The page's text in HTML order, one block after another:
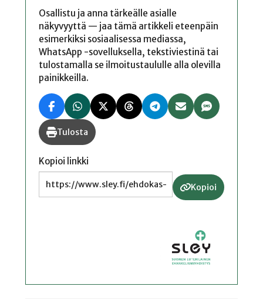
Osallistu ja anna tärkeälle asialle
näkyvyyttä — jaa tämä artikkeli eteenpäin
esimerkiksi sosiaalisessa mediassa,
WhatsApp -sovelluksella, tekstiviestinä tai
tulostamalla se ilmoitustaululle alla olevilla
painikkeilla.
Tulosta
Kopioi linkki
Kopioi